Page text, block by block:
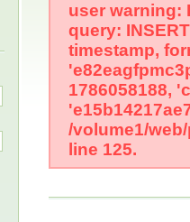
user warning:
query:
timestamp,
1786058188,
/volume1/
line 125.